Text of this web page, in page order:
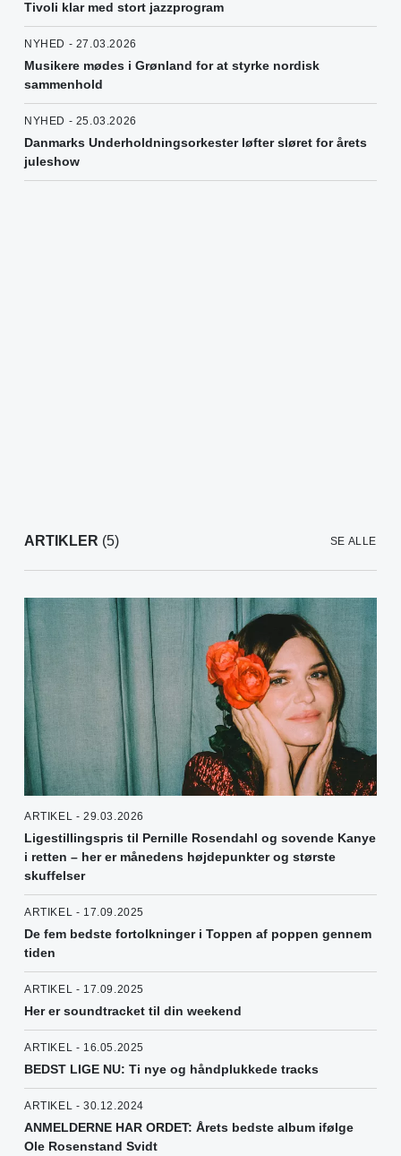
Tivoli klar med stort jazzprogram
NYHED - 27.03.2026
Musikere mødes i Grønland for at styrke nordisk
sammenhold
NYHED - 25.03.2026
Danmarks Underholdningsorkester løfter sløret for årets
juleshow
ARTIKLER (5) SE ALLE
ARTIKEL - 29.03.2026
Ligestillingspris til Pernille Rosendahl og sovende Kanye
i retten – her er månedens højdepunkter og største
skuffelser
ARTIKEL - 17.09.2025
De fem bedste fortolkninger i Toppen af poppen gennem
tiden
ARTIKEL - 17.09.2025
Her er soundtracket til din weekend
ARTIKEL - 16.05.2025
BEDST LIGE NU: Ti nye og håndplukkede tracks
ARTIKEL - 30.12.2024
ANMELDERNE HAR ORDET: Årets bedste album ifølge
Ole Rosenstand Svidt